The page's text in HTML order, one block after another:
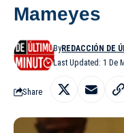
Mameyes
Last Updated: 1 De
ByREDACCIÓN DE
Share